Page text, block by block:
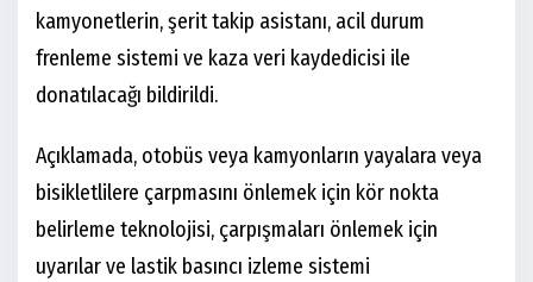
kamyonetlerin, şerit takip asistanı, acil durum
frenleme sistemi ve kaza veri kaydedicisi ile
donatılacağı bildirildi.
Açıklamada, otobüs veya kamyonların yayalara veya
bisikletlilere çarpmasını önlemek için kör nokta
belirleme teknolojisi, çarpışmaları önlemek için
uyarılar ve lastik basıncı izleme sistemi